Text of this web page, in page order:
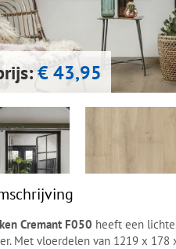
€ 43,95
Cremant F050 heeft een
Met vloerdelen van 1219 x